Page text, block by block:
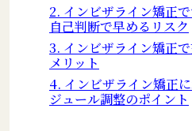
2. インビザライン矯正
自己判断で早めるリスク
3. インビザライン矯正
メリット
4. インビザライン矯正
ジュール調整のポイント